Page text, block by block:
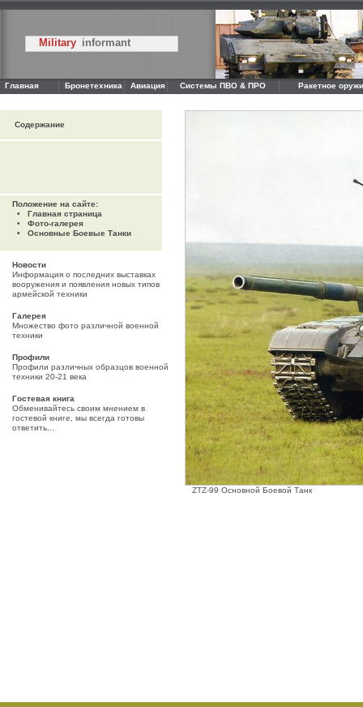
Military informant
Главная Бронетехника Авиация Системы ПВО & ПРО Ракетное
Содержание
Положение на сайте:
• Главная страница
• Фото-галерея
• Основные Боевые Танки
Новости
Информация о последних выставках
вооружения и появления новых типов
армейской техники
Галерея
Множество фото различной военной
техники
Профили
Профили различных образцов военной
техники 20-21 века
Гостевая книга
Обменивайтесь своим мнением в
гостевой книге, мы всегда готовы
ответить...
ZTZ-99 Основной Боевой Танк